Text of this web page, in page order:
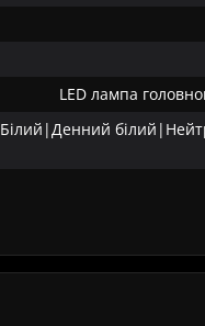
LED лампа
Білий|Денний